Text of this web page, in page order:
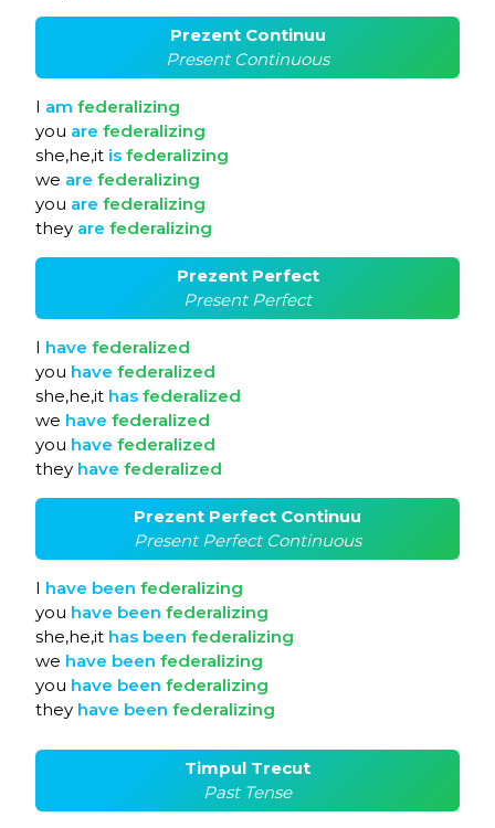
Prezent Continuu
Present Continuous
I am federalizing
you are federalizing
she,he,it is federalizing
we are federalizing
you are federalizing
they are federalizing
Prezent Perfect
Present Perfect
I have federalized
you have federalized
she,he,it has federalized
we have federalized
you have federalized
they have federalized
Prezent Perfect Continuu
Present Perfect Continuous
I have been federalizing
you have been federalizing
she,he,it has been federalizing
we have been federalizing
you have been federalizing
they have been federalizing
Timpul Trecut
Past Tense